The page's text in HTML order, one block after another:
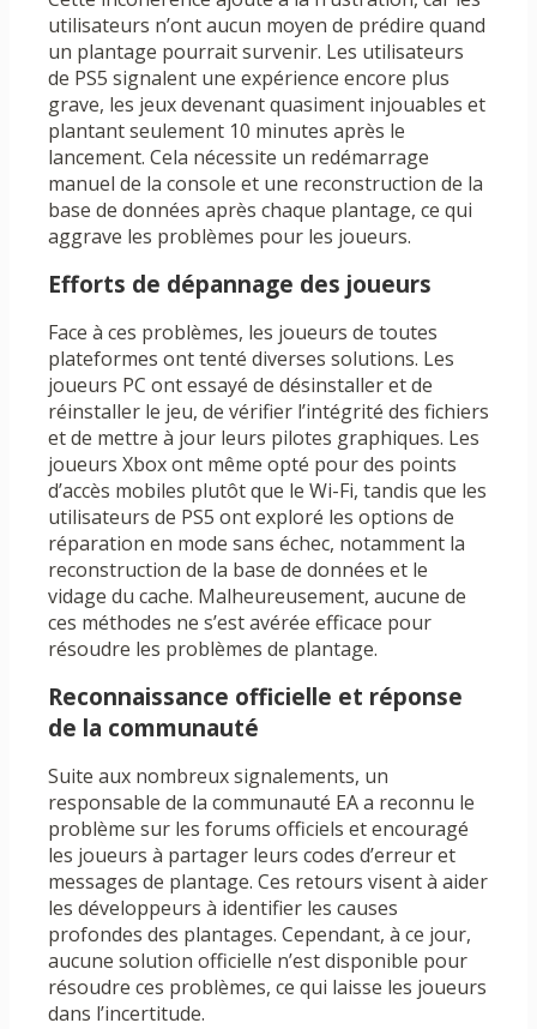
utilisateurs n’ont aucun moyen de prédire quand
un plantage pourrait survenir. Les utilisateurs
de PS5 signalent une expérience encore plus
grave, les jeux devenant quasiment injouables et
plantant seulement 10 minutes après le
lancement. Cela nécessite un redémarrage
manuel de la console et une reconstruction de la
base de données après chaque plantage, ce qui
aggrave les problèmes pour les joueurs.
Efforts de dépannage des joueurs
Face à ces problèmes, les joueurs de toutes
plateformes ont tenté diverses solutions. Les
joueurs PC ont essayé de désinstaller et de
réinstaller le jeu, de vérifier l’intégrité des fichiers
et de mettre à jour leurs pilotes graphiques. Les
joueurs Xbox ont même opté pour des points
d’accès mobiles plutôt que le Wi-Fi, tandis que les
utilisateurs de PS5 ont exploré les options de
réparation en mode sans échec, notamment la
reconstruction de la base de données et le
vidage du cache. Malheureusement, aucune de
ces méthodes ne s’est avérée efficace pour
résoudre les problèmes de plantage.
Reconnaissance officielle et réponse
de la communauté
Suite aux nombreux signalements, un
responsable de la communauté EA a reconnu le
problème sur les forums officiels et encouragé
les joueurs à partager leurs codes d’erreur et
messages de plantage. Ces retours visent à aider
les développeurs à identifier les causes
profondes des plantages. Cependant, à ce jour,
aucune solution officielle n’est disponible pour
résoudre ces problèmes, ce qui laisse les joueurs
dans l’incertitude.